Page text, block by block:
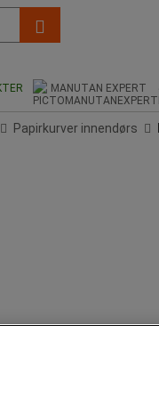
MANUTAN EXPERT
Papirkurver innendørs